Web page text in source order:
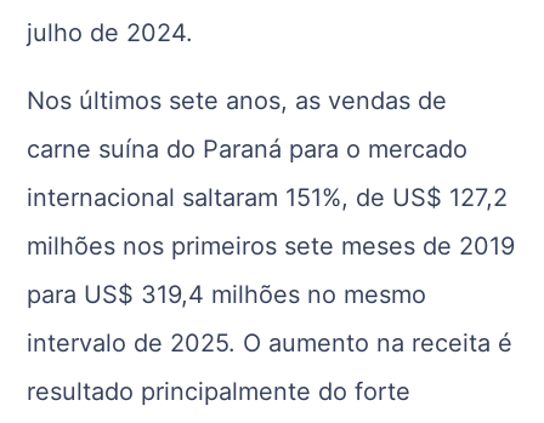
julho de 2024.
Nos últimos sete anos, as vendas de
carne suína do Paraná para o mercado
internacional saltaram 151%, de US$ 127,2
milhões nos primeiros sete meses de 2019
para US$ 319,4 milhões no mesmo
intervalo de 2025. O aumento na receita é
resultado principalmente do forte